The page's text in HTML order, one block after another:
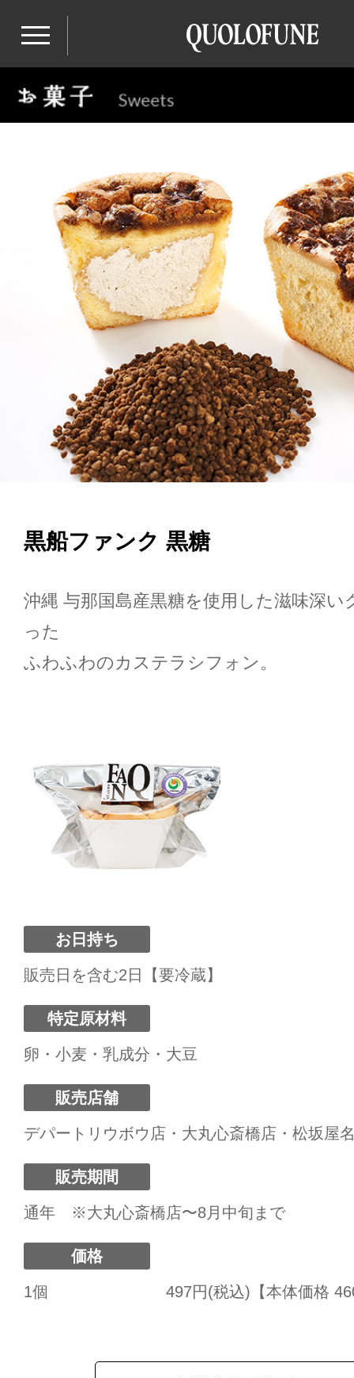
黒船ファンク 黒糖
沖縄 与那国島産黒糖を使用した滋味深い
った
ふわふわのカステラシフォン。
お日持ち
販売日を含む2日【要冷蔵】
特定原材料
卵・小麦・乳成分・大豆
販売店舗
デパートリウボウ店・大丸心斎橋店・松坂屋
販売期間
通年 ※大丸心斎橋店〜8月中旬まで
価格
1個 497円(税込)【本体価格